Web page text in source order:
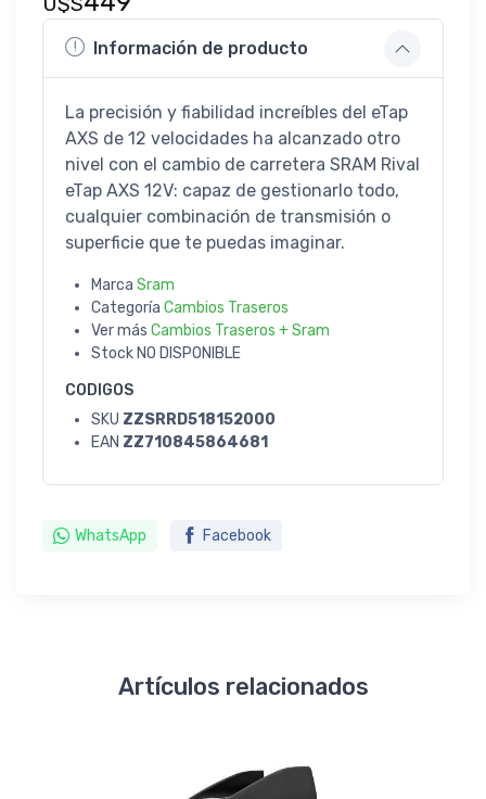
Información de producto
La precisión y fiabilidad increíbles del eTap
AXS de 12 velocidades ha alcanzado otro
nivel con el cambio de carretera SRAM Rival
eTap AXS 12V: capaz de gestionarlo todo,
cualquier combinación de transmisión o
superficie que te puedas imaginar.
Marca Sram
Categoría Cambios Traseros
Ver más Cambios Traseros + Sram
Stock NO DISPONIBLE
CODIGOS
SKU ZZSRRD518152000
EAN ZZ710845864681
WhatsApp Facebook
Artículos relacionados